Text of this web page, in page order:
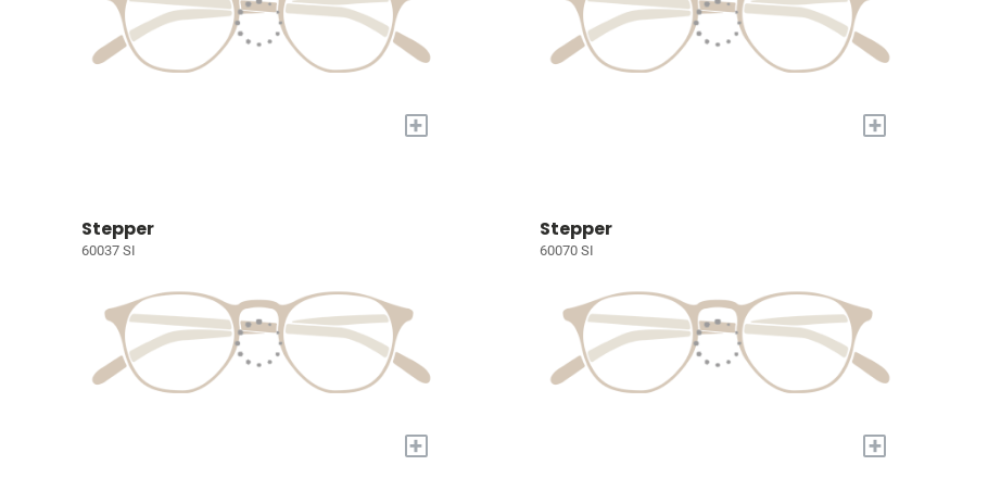
+ +
Stepper
60037 SI
+
Stepper
60070 SI
+